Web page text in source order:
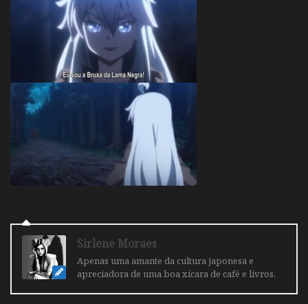
Sirlene Moraes
Apenas uma amante da cultura japonesa e
apreciadora de uma boa xícara de café e livros.